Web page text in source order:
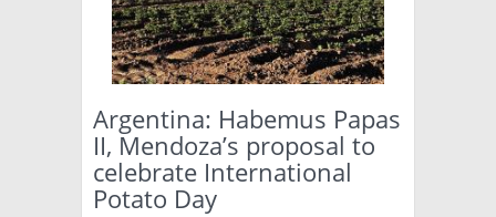
Argentina: Habemus Papas
II, Mendoza’s proposal to
celebrate International
Potato Day